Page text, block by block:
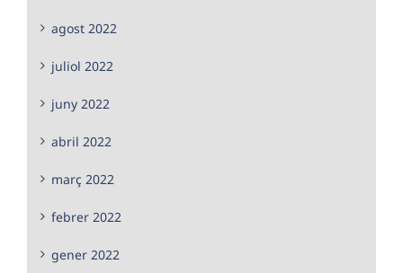
agost 2022
juliol 2022
juny 2022
abril 2022
març 2022
febrer 2022
gener 2022